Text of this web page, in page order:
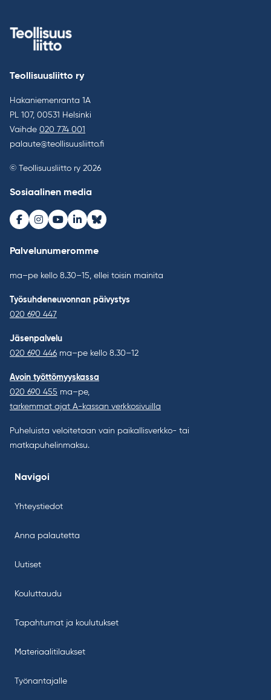
Teollisuusliitto ry
Hakaniemenranta 1A
PL 107, 00531 Helsinki
Vaihde 020 774 001
palaute@teollisuusliitto.fi
© Teollisuusliitto ry 2026
Sosiaalinen media
Facebook
Instagram
Youtube
LinkedInBluesky
Palvelunumeromme
ma–pe kello 8.30–15, ellei toisin mainita
Työsuhdeneuvonnan päivystys
020 690 447
Jäsenpalvelu
020 690 446 ma–pe kello 8.30–12
Avoin työttömyyskassa
020 690 455 ma–pe,
tarkemmat ajat A-kassan verkkosivuilla
Puheluista veloitetaan vain paikallisverkko- tai
matkapuhelinmaksu.
Navigoi
Yhteystiedot
Anna palautetta
Uutiset
Kouluttaudu
Tapahtumat ja koulutukset
Materiaalitilaukset
Työnantajalle